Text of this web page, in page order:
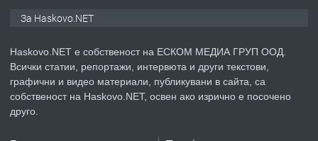
преди 3 дни
ПРЕДЛАГА
Продавам парцел в гр. Хасково кв.
За Haskovo.NET
Haskovo.NET е собственост на ЕСКОМ МЕДИА ГРУП ООД.
Всички статии, репортажи, интервюта и други текстови,
графични и видео материали, публикувани в сайта, са
собственост на Haskovo.NET, освен ако изрично е посочено
друго.